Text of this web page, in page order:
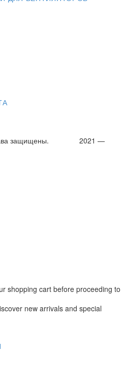
защищены. 2021 —
shopping cart before proceeding to
new arrivals and special